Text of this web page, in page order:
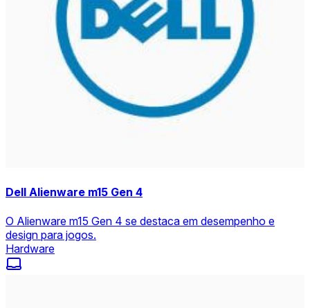
Dell Alienware m15 Gen 4
O Alienware m15 Gen 4 se destaca em desempenho e
design para jogos.
Hardware